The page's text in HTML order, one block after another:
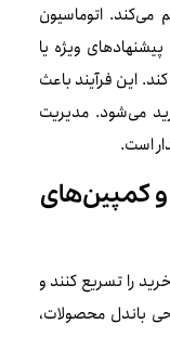
اتوماسیون
ویژه یا
این فرآیند باعث
می‌شود. مدیریت
است.
کمپین‌های
را تسریع کنند و
باندل محصولات،